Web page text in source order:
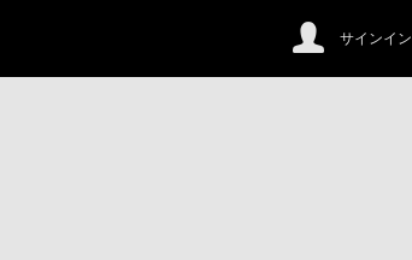
サインイン